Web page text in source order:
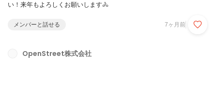
い！来年もよろしくお願いします🚴
メンバーと話せる 7ヶ月前
OpenStreet株式会社